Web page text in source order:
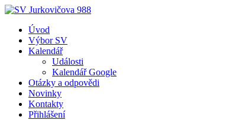
Úvod
Výbor SV
Kalendář
Události
Kalendář Google
Otázky a odpovědi
Novinky
Kontakty
Přihlášení